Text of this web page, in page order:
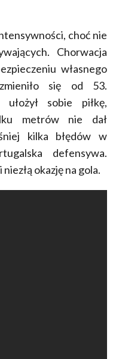
choć nie
Chorwacja
własnego
się od 53.
ułożył sobie piłkę,
metrów nie dał
kilka błędów w
defensywa.
okazję na gola.